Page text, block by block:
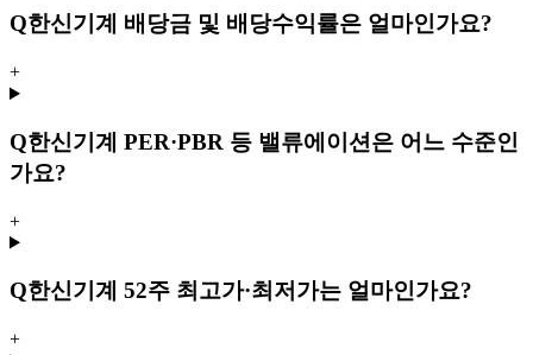
Q한신기계 배당금 및 배당수익률은 얼마인가요?
+
Q한신기계 PER·PBR 등 밸류에이션은 어느 수준인
가요?
+
Q한신기계 52주 최고가·최저가는 얼마인가요?
+